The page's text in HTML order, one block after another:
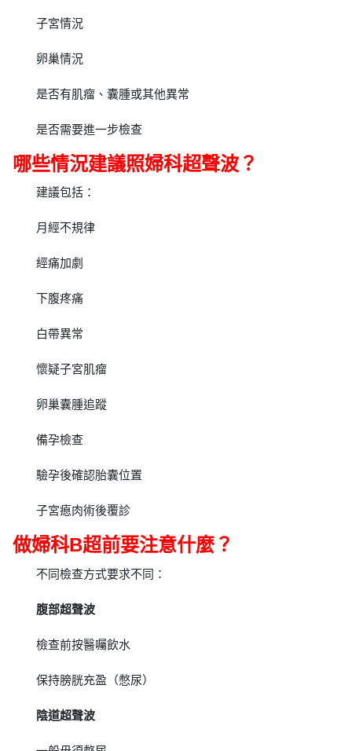
子宮情況
卵巢情況
是否有肌瘤、囊腫或其他異常
是否需要進一步檢查
哪些情況建議照婦科超聲波？
建議包括：
月經不規律
經痛加劇
下腹疼痛
白帶異常
懷疑子宮肌瘤
卵巢囊腫追蹤
備孕檢查
驗孕後確認胎囊位置
子宮瘜肉術後覆診
做婦科B超前要注意什麼？
不同檢查方式要求不同：
腹部超聲波
檢查前按醫囑飲水
保持膀胱充盈（憋尿）
陰道超聲波